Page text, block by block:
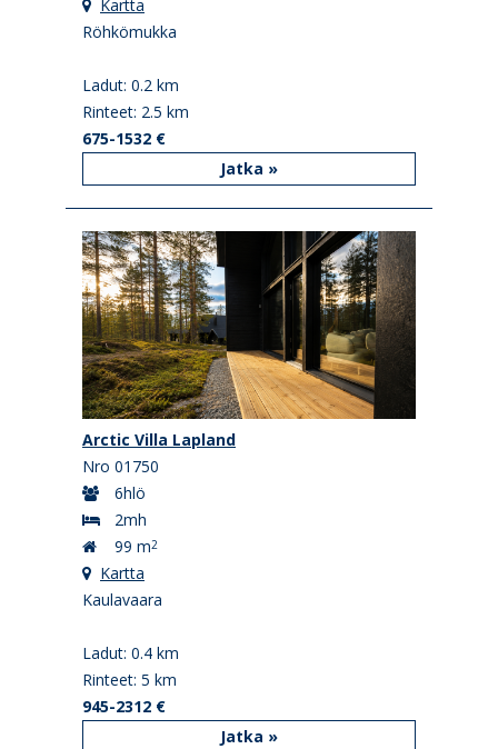
Kartta
Röhkömukka
Ladut: 0.2 km
Rinteet: 2.5 km
675-1532 €
Jatka »
Arctic Villa Lapland
Nro 01750
6hlö
2mh
99 m2
Kartta
Kaulavaara
Ladut: 0.4 km
Rinteet: 5 km
945-2312 €
Jatka »